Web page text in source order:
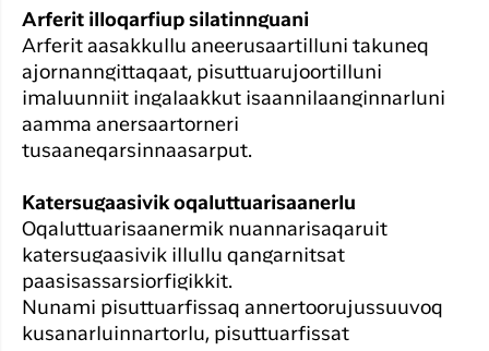
Arferit illoqarfiup silatinnguani
Arferit aasakkullu aneerusaartilluni takuneq
ajornanngittaqaat, pisuttuarujoortilluni
imaluunniit ingalaakkut isaannilaanginnarluni
aamma anersaartorneri
tusaaneqarsinnaasarput.
Katersugaasivik oqaluttuarisaanerlu
Oqaluttuarisaanermik nuannarisaqaruit
katersugaasivik illullu qangarnitsat
paasisassarsiorfigikkit.
Nunami pisuttuarfissaq annertoorujussuuvoq
kusanarluinnartorlu, pisuttuarfissat